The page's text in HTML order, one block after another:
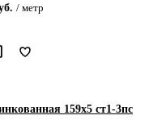
/ метр
159х5 ст1-3пс